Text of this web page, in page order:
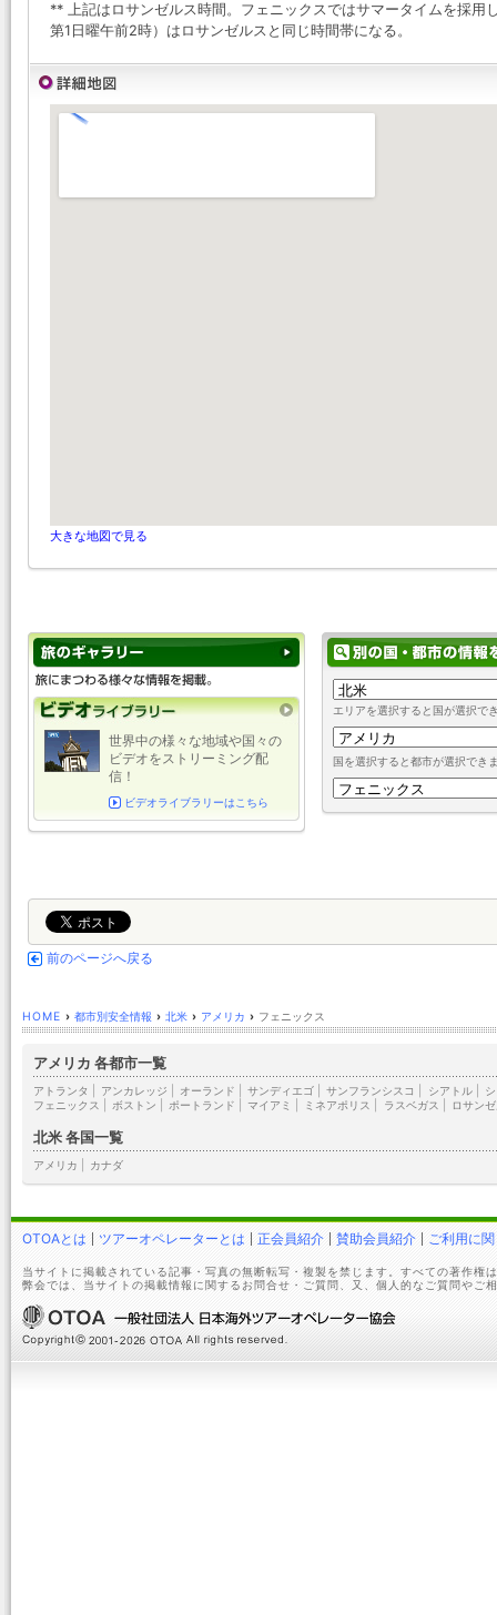
** 上記はロサンゼルス時間。フェニックスではサマータイムを採用
第1日曜午前2時）はロサンゼルスと同じ時間帯になる。
大きな地図で見る
エリアを選択すると国が選択で
国を選択すると都市が選択でき
世界中の様々な地域や国々の
ビデオをストリーミング配
信！
ビデオライブラリーはこちら
前のページへ戻る
HOME › 都市別安全情報 › 北米 › アメリカ › フェニックス
アメリカ 各都市一覧
アトランタ アンカレッジ オーランド サンディエゴ サンフランシスコ シアトル|
フェニックス
ボストン ポートランド マイアミ ミネアポリス ラスベガス ロサン
北米 各国一覧
アメリカ カナダ
OTOAとは ツアーオペレーターとは 正会員紹介 賛助会員紹介 ご利用に
当サイトに掲載されている記事・写真の無断転写・複製を禁じます。すべての著作権
弊会では、当サイトの掲載情報に関するお問合せ・ご質問、又、個人的なご質問やご